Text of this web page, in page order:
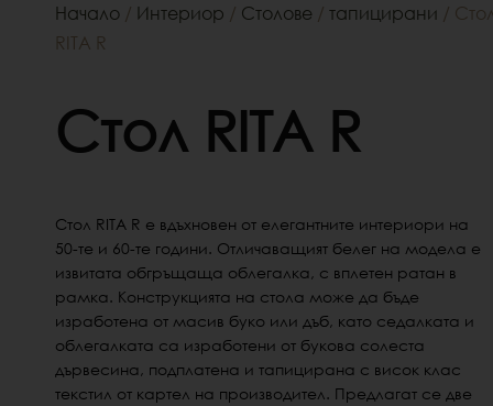
Начало / Интериор / Столове / тапицирани /
RITA R
Стол RITA R
Стол RITA R е вдъхновен от елегантните интериори на
50-те и 60-те години. Отличаващият белег на модела е
извитата обгръщаща облегалка, с вплетен ратан в
рамка. Конструкцията на стола може да бъде
изработена от масив буко или дъб, като седалката и
облегалката са изработени от букова солеста
дървесина, подплатена и тапицирана с висок клас
текстил от картел на производител. Предлагат се две